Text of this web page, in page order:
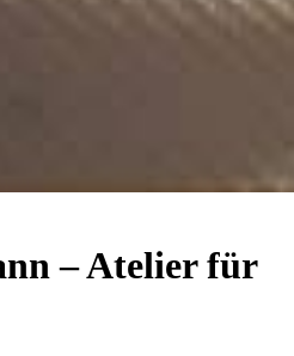
– Atelier für